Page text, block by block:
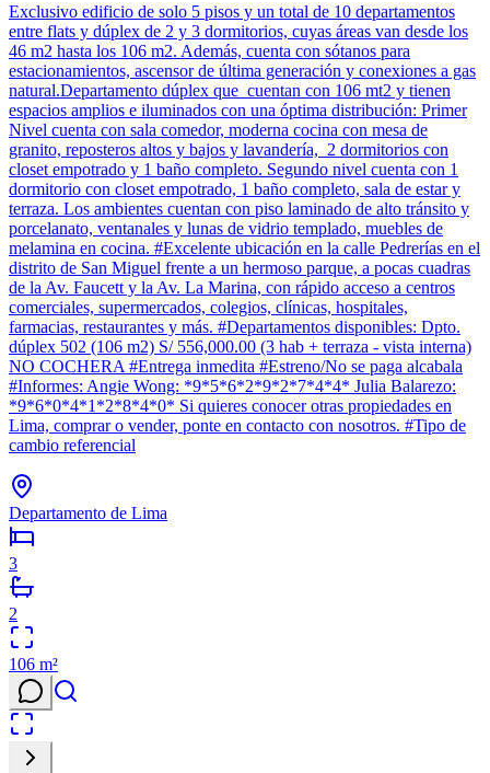
Exclusivo edificio de solo 5 pisos y un total de 10 departamentos
entre flats y dúplex de 2 y 3 dormitorios, cuyas áreas van desde los
46 m2 hasta los 106 m2. Además, cuenta con sótanos para
estacionamientos, ascensor de última generación y conexiones a gas
natural.Departamento dúplex que cuentan con 106 mt2 y tienen
espacios amplios e iluminados con una óptima distribución: Primer
Nivel cuenta con sala comedor, moderna cocina con mesa de
granito, reposteros altos y bajos y lavandería, 2 dormitorios con
closet empotrado y 1 baño completo. Segundo nivel cuenta con 1
dormitorio con closet empotrado, 1 baño completo, sala de estar y
terraza. Los ambientes cuentan con piso laminado de alto tránsito y
porcelanato, ventanales y lunas de vidrio templado, muebles de
melamina en cocina. #Excelente ubicación en la calle Pedrerías en el
distrito de San Miguel frente a un hermoso parque, a pocas cuadras
de la Av. Faucett y la Av. La Marina, con rápido acceso a centros
comerciales, supermercados, colegios, clínicas, hospitales,
farmacias, restaurantes y más. #Departamentos disponibles: Dpto.
dúplex 502 (106 m2) S/ 556,000.00 (3 hab + terraza - vista interna)
NO COCHERA #Entrega inmedita #Estreno/No se paga alcabala
#Informes: Angie Wong: *9*5*6*2*9*2*7*4*4* Julia Balarezo:
*9*6*0*4*1*2*8*4*0* Si quieres conocer otras propiedades en
Lima, comprar o vender, ponte en contacto con nosotros. #Tipo de
cambio referencial
Departamento de Lima
3
2
106 m²